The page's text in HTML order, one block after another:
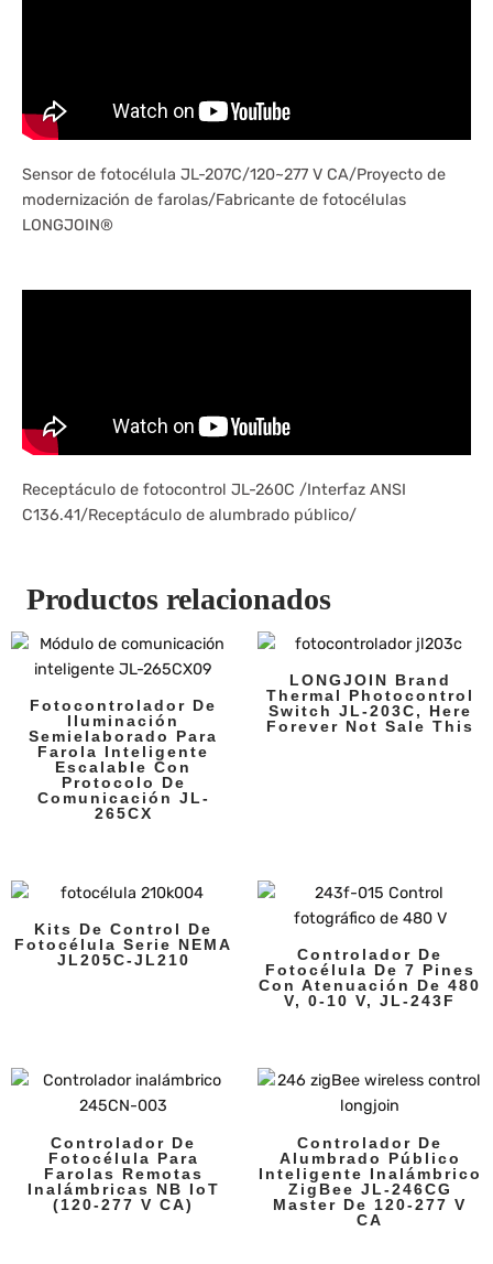
Sensor de fotocélula JL-207C/120~277 V CA/Proyecto de
modernización de farolas/Fabricante de fotocélulas
LONGJOIN®
Receptáculo de fotocontrol JL-260C /Interfaz ANSI
C136.41/Receptáculo de alumbrado público/
Productos relacionados
Fotocontrolador De
Iluminación
Semielaborado Para
Farola Inteligente
Escalable Con
Protocolo De
Comunicación JL-
265CX
LONGJOIN Brand
Thermal Photocontrol
Switch JL-203C, Here
Forever Not Sale This
Kits De Control De
Fotocélula Serie NEMA
JL205C-JL210
Controlador De
Fotocélula De 7 Pines
Con Atenuación De 480
V, 0-10 V, JL-243F
Controlador De
Fotocélula Para
Farolas Remotas
Inalámbricas NB IoT
(120-277 V CA)
Controlador De
Alumbrado Público
Inteligente Inalámbrico
ZigBee JL-246CG
Master De 120-277 V
CA